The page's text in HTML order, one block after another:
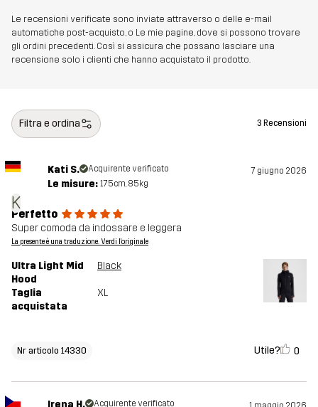
Le recensioni verificate sono inviate attraverso o delle e-mail
automatiche post-acquisto, o Le mie pagine, dove si possono trovare
gli ordini precedenti. Così si assicura che possano lasciare una
recensione solo i clienti che hanno acquistato il prodotto.
Filtra e ordina 3 Recensioni
K
Kati S. Acquirente verificato 7 giugno 2026
Le misure: 175cm, 85kg
Perfetto
Super comoda da indossare e leggera
La presente è una traduzione. Verdi l'originale
Ultra Light Mid
Hood
Black
Taglia
acquistata
XL
Nr articolo 14330 Utile? 0
Irena H. Acquirente verificato